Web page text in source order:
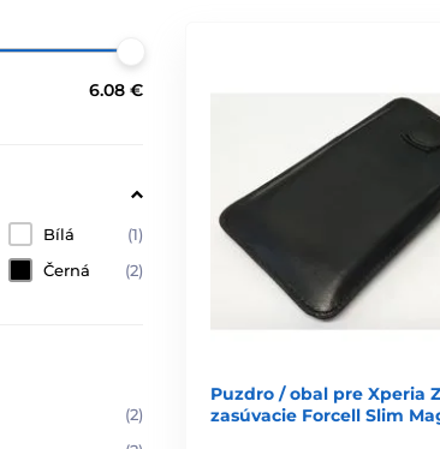
6.08 €
Bílá
(1)
Černá (2)
(2)
Puzdro / obal pre Xperia
zasúvacie Forcell Slim